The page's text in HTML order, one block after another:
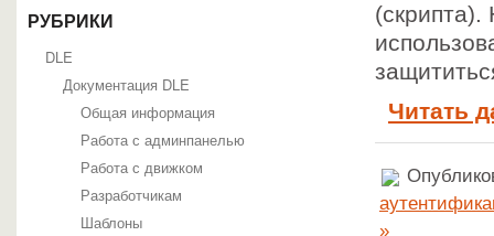
РУБРИКИ
DLE
Документация DLE
Общая информация
Работа с админпанелью
Работа с движком
Разработчикам
Шаблоны
(скрипта).
Читать
»